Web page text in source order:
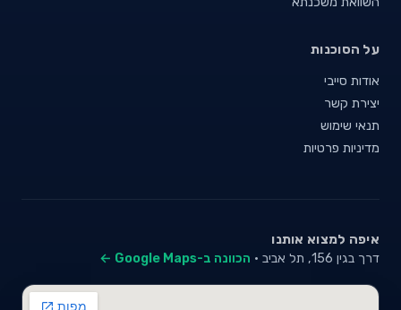
על הסוכנות
אודות סייבי
יצירת קשר
תנאי שימוש
מדיניות פרטיות
איפה למצוא אותנו
דרך בגין 156, תל אביב · הכוונה ב-Google Maps ←